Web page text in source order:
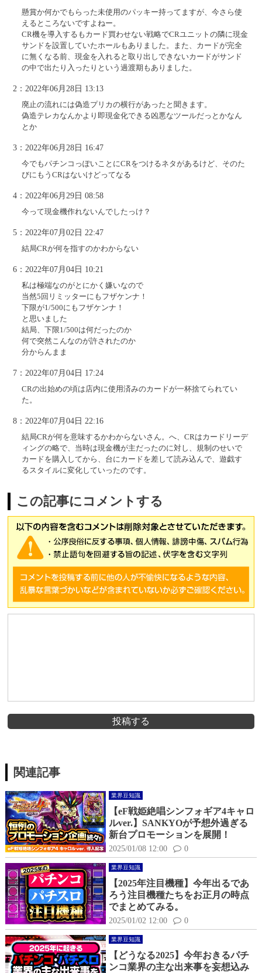
懸賞か何かでもらった未使用のパッキー持ってますが、今さら使
えるところないですよねー。
CR機を導入するもカード買わせない戦略でCRユニットの隣に現金
サンドを設置していたホールもありました。また、カードが完全
に無くなる前、現金を入れると取り出しできないカードがサンド
の中で出たり入ったりという過渡期もありました。
2：2022年06月28日 13:13
廃止の流れには偽造プリカの横行があったと聞きます。
偽造テレカなんかより即現金化できる凶悪なツールだっとかなん
とか
3：2022年06月28日 16:47
今でもパチンコっぽいことにCRをつけるネタがあるけど、そのた
びにもうCRはないけどってなる
4：2022年06月29日 08:58
今って現金機作れないんでしたっけ？
5：2022年07月02日 22:47
結局CRが何を指すのかわからない
6：2022年07月04日 10:21
私は極端なのがとにかく嫌いなので
当然5回リミッターにもフザケンナ！
下限が1/500にもフザケンナ！
と思いました
結局、下限1/500は何だったのか
何で突然こんなのが許されたのか
分からんまま
7：2022年07月04日 17:24
CRの出始めの頃は店内に使用済みのカードが一杯捨てられてい
た。
8：2022年07月04日 22:16
結局CRが何を意味するかわからないさん。へ、CRはカードリーデ
ィングの略で、当時は現金機が主だったのに対し、規制のせいで
カードを購入してから、台にカードを差して読み込んで、遊戯す
るスタイルに変化していったのです。
この記事にコメントする
投稿する
関連記事
業界豆知識
【eF戦姫絶唱シンフォギア4キャロ
ルver.】SANKYOが予想外過ぎる
新台プロモーションを展開！
2025/01/08 12:00 0
業界豆知識
【2025年注目機種】今年出るであ
ろう注目機種たちをお正月の時点
でまとめてみる。
2025/01/02 12:00 0
業界豆知識
【どうなる2025】今年おきるパチ
ンコ業界の主な出来事を妄想込み